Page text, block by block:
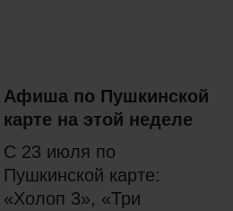
Афиша по Пушкинской
карте на этой неделе
С 23 июля по
Пушкинской карте:
«Холоп 3», «Три